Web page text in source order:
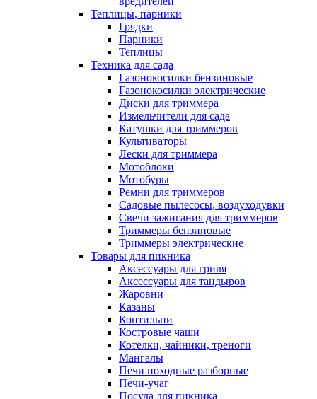
Теплицы, парники
Грядки
Парники
Теплицы
Техника для сада
Газонокосилки бензиновые
Газонокосилки электрические
Диски для триммера
Измельчители для сада
Катушки для триммеров
Культиваторы
Лески для триммера
Мотоблоки
Мотобуры
Ремни для триммеров
Садовые пылесосы, воздуходувки
Свечи зажигания для триммеров
Триммеры бензиновые
Триммеры электрические
Товары для пикника
Аксессуары для гриля
Аксессуары для тандыров
Жаровни
Казаны
Коптильни
Костровые чаши
Котелки, чайники, треноги
Мангалы
Печи походные разборные
Печи-учаг
Посуда для пикника